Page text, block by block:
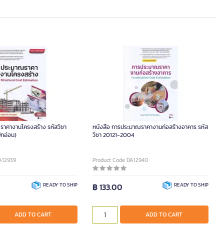
คางานโครงสร้าง รหัสวิชา
อ่อน)
READY TO SHIP
ADD TO CART
หนังสือ การประมาณราคางานก่อสร้างอาคาร รหัส
วิชา 20121-2004
Product Code DA12940
฿ 133.00 READY TO SHIP
ADD TO CART